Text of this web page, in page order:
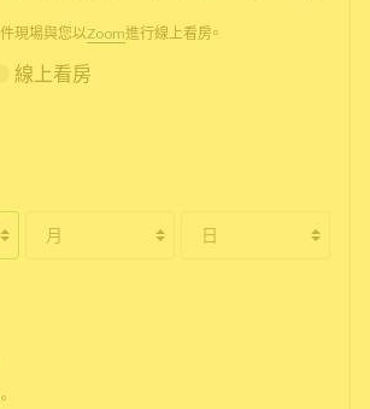
現場與您以Zoom進行線上看房。
線上看房